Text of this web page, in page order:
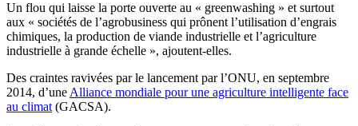
Un flou qui laisse la porte ouverte au « greenwashing » et surtout
aux « sociétés de l’agrobusiness qui prônent l’utilisation d’engrais
chimiques, la production de viande industrielle et l’agriculture
industrielle à grande échelle », ajoutent-elles.
Des craintes ravivées par le lancement par l’ONU, en septembre
2014, d’une Alliance mondiale pour une agriculture intelligente face
au climat (GACSA).